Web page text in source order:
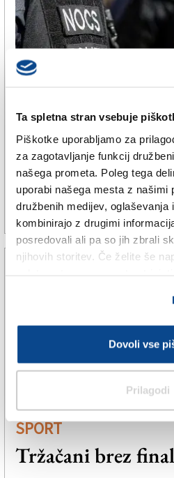
Ta spletna stran vsebuje
Piškotke uporabljamo za
za zagotavljanje funkcij
našega prometa. Poleg tega
uporabi našega mesta z našimi
družbenih medijev, oglaševanja
kombinirajo z drugimi
posredovali ali pa so jih zbrali
njihovih storitev. Če želite še
Dovoli vse
Prilagodi
TRŽAŠKA
V Liguriji aretirali
anarhista na begu
SPLETNO UREDNIŠTVO | 21. okt. 2023 |
ŠPORT
Tržačani brez